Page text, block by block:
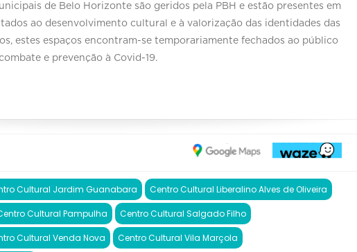
de Belo Horizonte são geridos pela PBH e estão presentes em
ao desenvolvimento cultural e à valorização das identidades das
estes espaços encontram-se temporariamente fechados ao público
e prevenção à Covid-19.
Cultural Jardim Guanabara Centro Cultural Liberalino Alves de Oliveira
Cultural Pampulha Centro Cultural Salgado Filho
Cultural Venda Nova Centro Cultural Vila Marçola